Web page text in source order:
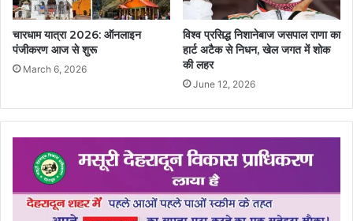
चारधाम यात्रा 2026: ऑनलाइन
पंजीकरण आज से शुरू
March 6, 2026
विश्व प्रसिद्ध निशानेबाज जसपाल राणा का
हार्ट अटैक से निधन, खेल जगत में शोक
की लहर
June 12, 2026